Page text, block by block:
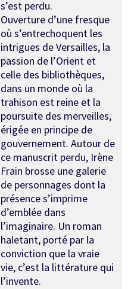
s’est perdu.
Ouverture d’une fresque
où s’entrechoquent les
intrigues de Versailles, la
passion de l’Orient et
celle des bibliothèques,
dans un monde où la
trahison est reine et la
poursuite des merveilles,
érigée en principe de
gouvernement. Autour de
ce manuscrit perdu, Irène
Frain brosse une galerie
de personnages dont la
présence s’imprime
d’emblée dans
l’imaginaire. Un roman
haletant, porté par la
conviction que la vraie
vie, c’est la littérature qui
l’invente.